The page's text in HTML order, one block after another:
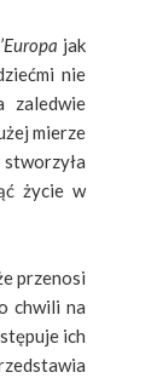
jak
nie
zaledwie
mierze
życie w
przenosi
chwili na
ich